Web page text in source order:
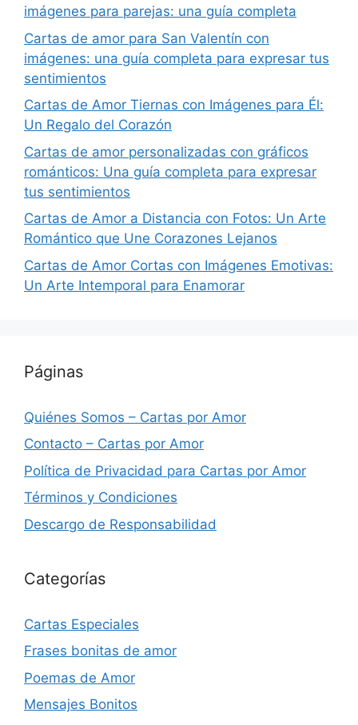
imágenes para parejas: una guía completa
Cartas de amor para San Valentín con
imágenes: una guía completa para expresar tus
sentimientos
Cartas de Amor Tiernas con Imágenes para Él:
Un Regalo del Corazón
Cartas de amor personalizadas con gráficos
románticos: Una guía completa para expresar
tus sentimientos
Cartas de Amor a Distancia con Fotos: Un Arte
Romántico que Une Corazones Lejanos
Cartas de Amor Cortas con Imágenes Emotivas:
Un Arte Intemporal para Enamorar
Páginas
Quiénes Somos – Cartas por Amor
Contacto – Cartas por Amor
Política de Privacidad para Cartas por Amor
Términos y Condiciones
Descargo de Responsabilidad
Categorías
Cartas Especiales
Frases bonitas de amor
Poemas de Amor
Mensajes Bonitos